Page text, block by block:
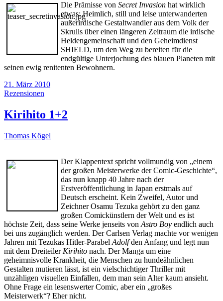
Die Prämisse von Secret Invasion hat wirklich
etwas: Heimlich, still und leise unterwanderten
außerirdische Gestaltwandler aus dem Volk der
Skrulls über einen längeren Zeitraum die irdische
Heldengemeinschaft und den Geheimdienst
SHIELD, um den Weg zu bereiten für die
endgültige Unterjochung des blauen Planeten mit
seinen ewig renitenten Bewohnern.
21. März 2010
Rezensionen
Kirihito 1+2
Thomas Kögel
Der Klappentext spricht vollmundig von „einem
der großen Meisterwerke der Comic-Geschichte“,
das nun knapp 40 Jahre nach der
Erstveröffentlichung in Japan erstmals auf
Deutsch erscheint. Kein Zweifel, Autor und
Zeichner Osamu Tezuka gehört zu den ganz
großen Comickünstlern der Welt und es ist
höchste Zeit, dass seine Werke jenseits von Astro Boy endlich auch
bei uns zugänglich werden. Der Carlsen Verlag machte vor wenigen
Jahren mit Tezukas Hitler-Parabel Adolfden Anfang und legt nun
mit dem Dreiteiler Kirihito nach. Der Manga um eine
geheimnisvolle Krankheit, die Menschen zu hundeähnlichen
Gestalten mutieren lässt, ist ein vielschichtiger Thriller mit
unzähligen visuellen Einfällen, dem man sein Alter kaum ansieht.
Ohne Frage ein lesenswerter Comic, aber ein „großes
Meisterwerk“? Eher nicht.